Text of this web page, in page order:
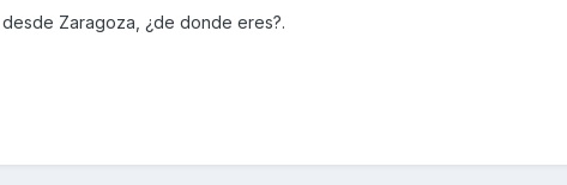
Zaragoza, ¿de donde eres?.